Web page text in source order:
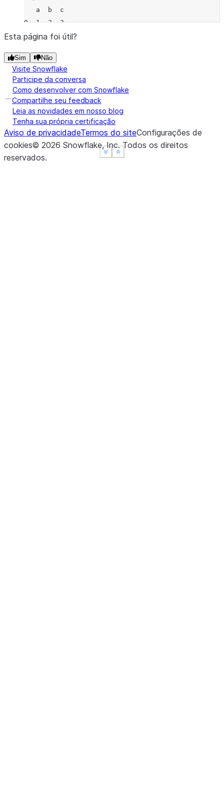
Show less
See more
   a  b  c
0  1  2  3
1  1  5  6
(7,)
   a  b  c
2  7  8  9
Show less
See more
Esta página foi útil?
Sim Não
Visite Snowflake
Participe da conversa
Como desenvolver com Snowflake
Compartilhe seu feedback
Leia as novidades em nosso blog
Tenha sua própria certificação
Aviso de privacidadeTermos do siteConfigurações de
cookies© 2026 Snowflake, Inc.Todos os direitos
reservados.